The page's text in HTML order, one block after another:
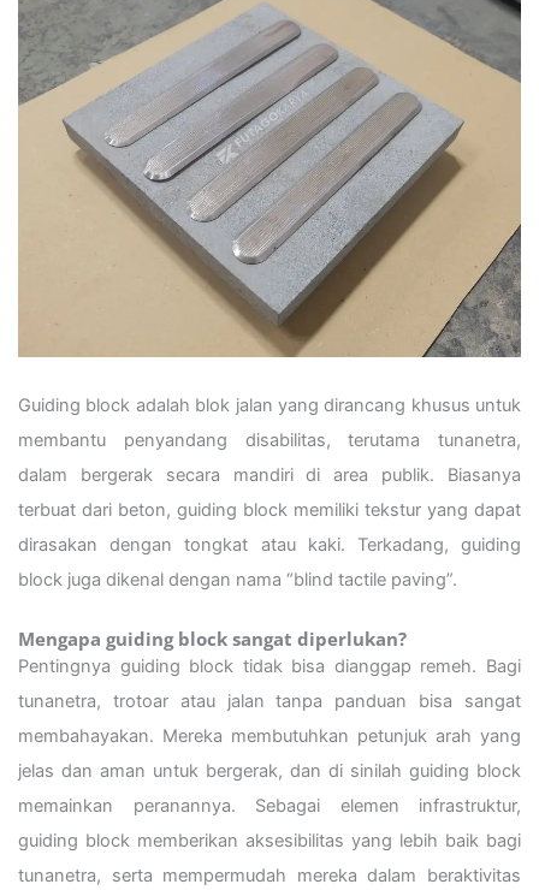
Guiding block adalah blok jalan yang dirancang khusus untuk
membantu penyandang disabilitas, terutama tunanetra,
dalam bergerak secara mandiri di area publik. Biasanya
terbuat dari beton, guiding block memiliki tekstur yang dapat
dirasakan dengan tongkat atau kaki. Terkadang, guiding
block juga dikenal dengan nama “blind tactile paving”.
Mengapa guiding block sangat diperlukan?
Pentingnya guiding block tidak bisa dianggap remeh. Bagi
tunanetra, trotoar atau jalan tanpa panduan bisa sangat
membahayakan. Mereka membutuhkan petunjuk arah yang
jelas dan aman untuk bergerak, dan di sinilah guiding block
memainkan peranannya. Sebagai elemen infrastruktur,
guiding block memberikan aksesibilitas yang lebih baik bagi
tunanetra, serta mempermudah mereka dalam beraktivitas